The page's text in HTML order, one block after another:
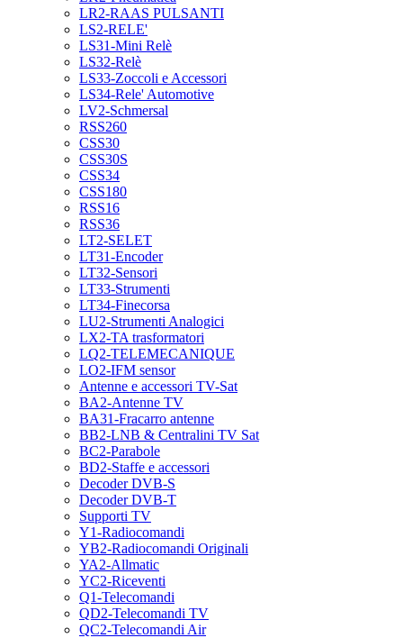
LR2-RAAS PULSANTI
LS2-RELE'
LS31-Mini Relè
LS32-Relè
LS33-Zoccoli e Accessori
LS34-Rele' Automotive
LV2-Schmersal
RSS260
CSS30
CSS30S
CSS34
CSS180
RSS16
RSS36
LT2-SELET
LT31-Encoder
LT32-Sensori
LT33-Strumenti
LT34-Finecorsa
LU2-Strumenti Analogici
LX2-TA trasformatori
LQ2-TELEMECANIQUE
LO2-IFM sensor
Antenne e accessori TV-Sat
BA2-Antenne TV
BA31-Fracarro antenne
BB2-LNB & Centralini TV Sat
BC2-Parabole
BD2-Staffe e accessori
Decoder DVB-S
Decoder DVB-T
Supporti TV
Y1-Radiocomandi
YB2-Radiocomandi Originali
YA2-Allmatic
YC2-Riceventi
Q1-Telecomandi
QD2-Telecomandi TV
QC2-Telecomandi Air